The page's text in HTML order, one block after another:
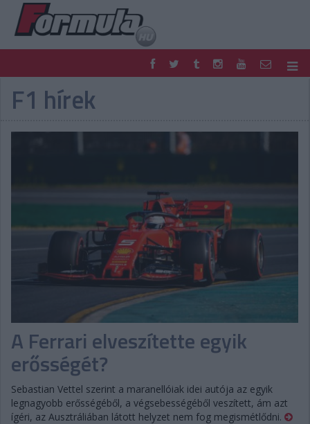
F1
FORMULA
EGYÉB
PONTÁLLÁSOK
F1 hírek
A Ferrari elveszítette egyik
erősségét?
Sebastian Vettel szerint a maranellóiak idei autója az egyik
legnagyobb erősségéből, a végsebességéből veszített, ám azt
ígéri, az Ausztráliában látott helyzet nem fog megismétlődni.